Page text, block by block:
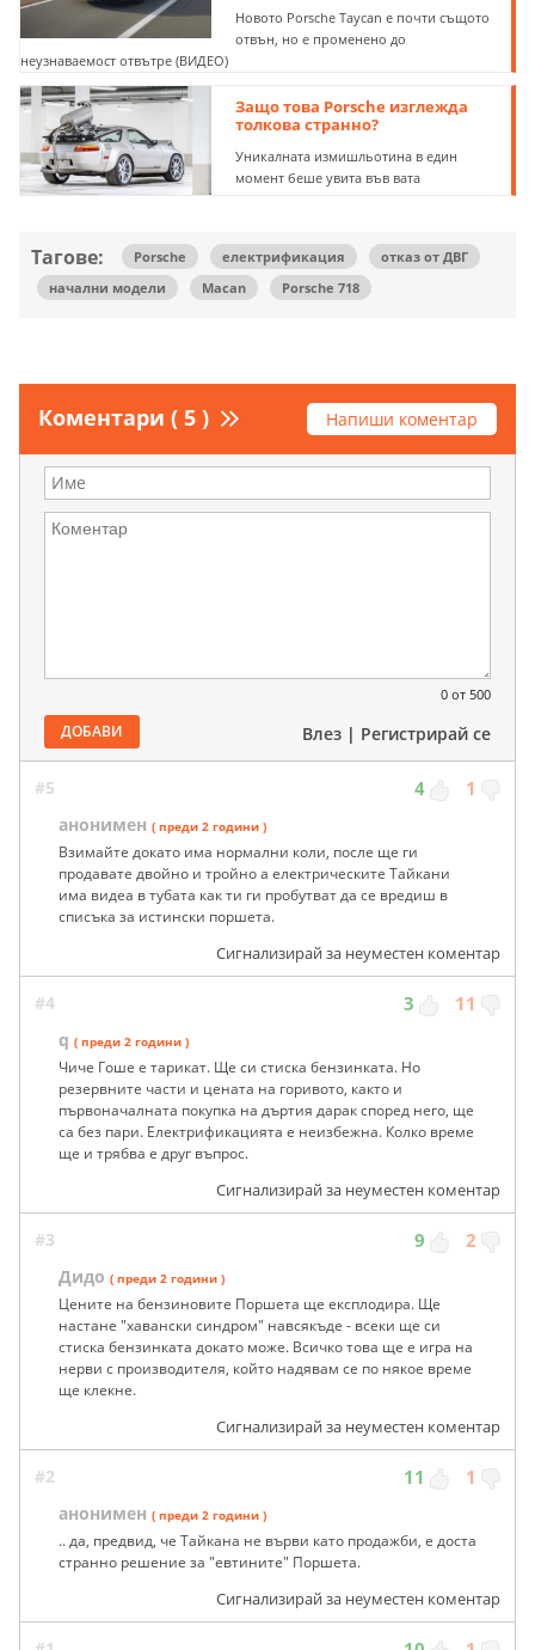
Новото Porsche Taycan е почти същото
отвън, но е променено до
неузнаваемост отвътре (ВИДЕО)
Защо това Porsche изглежда
толкова странно?
Уникалната измишльотина в един
момент беше увита във вата
Тагове: Porsche електрификация
отказ от ДВГ
начални модели
Macan Porsche 718
Коментари ( 5 ) Напиши коментар
0 от 500
ДОБАВИ Влез | Регистрирай се
#5 4 1
анонимен ( преди 2 години )
Взимайте докато има нормални коли, после ще ги
продавате двойно и тройно а електрическите Тайкани
има видеа в тубата как ти ги пробутват да се вредиш в
списъка за истински поршета.
Сигнализирай за неуместен коментар
#4 3 11
q ( преди 2 години )
Чиче Гоше е тарикат. Ще си стиска бензинката. Но
резервните части и цената на горивото, както и
първоначалната покупка на дъртия дарак според него, ще
са без пари. Електрификацията е неизбежна. Колко време
ще и трябва е друг въпрос.
Сигнализирай за неуместен коментар
#3 9 2
Дидо ( преди 2 години )
Цените на бензиновите Поршета ще експлодира. Ще
настане "хавански синдром" навсякъде - всеки ще си
стиска бензинката докато може. Всичко това ще е игра на
нерви с производителя, който надявам се по някое време
ще клекне.
Сигнализирай за неуместен коментар
#2 11 1
анонимен ( преди 2 години )
.. да, предвид, че Тайкана не върви като продажби, е доста
странно решение за "евтините" Поршета.
Сигнализирай за неуместен коментар